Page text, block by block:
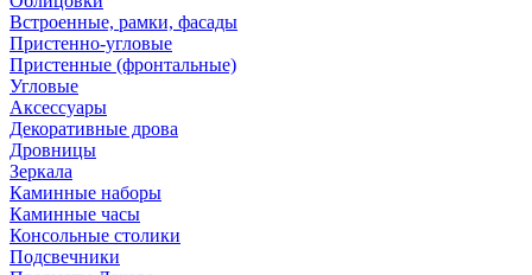
Встроенные, рамки, фасады
Пристенно-угловые
Пристенные (фронтальные)
Угловые
Аксессуары
Декоративные дрова
Дровницы
Зеркала
Каминные наборы
Каминные часы
Консольные столики
Подсвечники